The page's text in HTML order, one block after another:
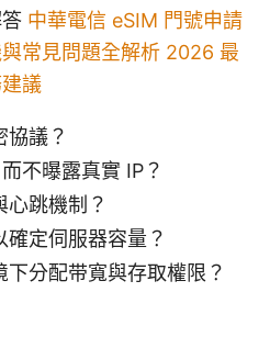
中華電信 eSIM 門號申請
常見問題全解析 2026 最
議
協議？
不曝露真實 IP？
心跳機制？
定伺服器容量？
分配带寬與存取權限？